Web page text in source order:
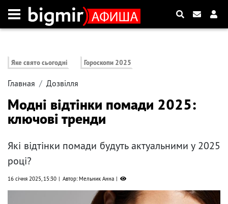
Яке свято сьогодні Гороскопи 2025
Главная Дозвілля
Модні відтінки помади 2025:
ключові тренди
Які відтінки помади будуть актуальними у 2025
році?
16 січня 2025, 15:30 Автор: Мельник Анна